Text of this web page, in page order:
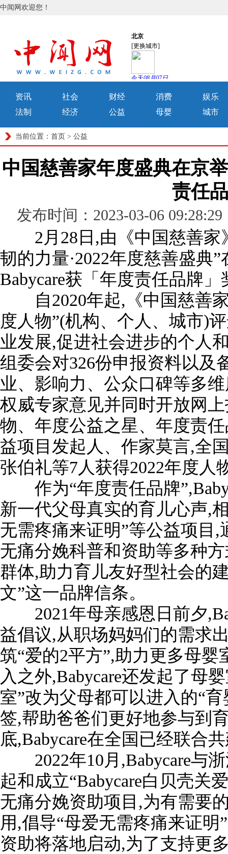
中闻网欢迎您！
资讯 社会 财经 消费
娱乐
法制
经济 公益 母婴 城市
当前位置： 首页 > 公益
中国慈善家年度盛典在京
责任
发布时间：2023-03-06
2月28日,由《中国慈善家
韧的力量·2022年度慈善盛典
Babycare获「年度责任品牌」
自2020年起,《中国慈善家
度人物”(机构、个人、城市)
业发展,促进社会进步的个人
组委会对326份申报资料以及
业、影响力、公众口碑等多
权威专家意见并同时开放网
物、年度公益之星、年度责
益项目发起人、作家莫言,全
张伯礼等7人获得2022年度人
作为“年度责任品牌
新一代父母真实的育儿心声,
无需疼痛来证明”等公益项目
无痛分娩科普和资助等多种
群体,助力育儿友好型社会的
文”这一品牌信条。
2021年母亲感恩日前夕
益倡议,从职场妈妈们的需求
筑“爱的2平方”,助力更多母婴
入之外,Babycare还发起了母
室”改为父母都可以进入的“
签,帮助爸爸们更好地参与到
底,Babycare在全国已经联合
2022年10月,Babycare与
起和成立“Babycare白贝壳关
无痛分娩资助项目,为有需要
用,倡导“母爱无需疼痛来证明
资助将落地启动,为了支持更